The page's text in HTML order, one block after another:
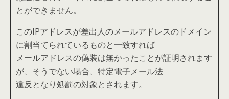
とができません。
このIPアドレスが差出人のメールアドレスのドメイン
に割当てられているものと一致すれば
メールアドレスの偽装は無かったことが証明されます
が、そうでない場合、特定電子メール法
違反となり処罰の対象とされます。